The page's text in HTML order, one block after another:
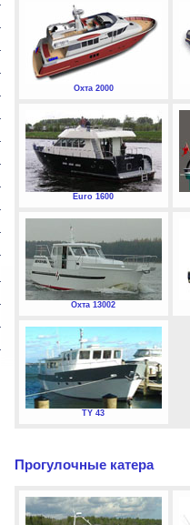
Охта 2000
Euro 1600
Охта 13002
TY 43
Прогулочные катера